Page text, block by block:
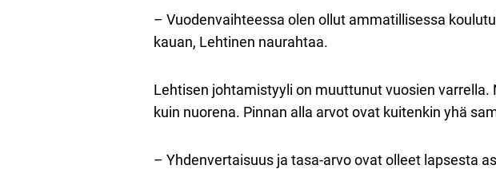
– Vuodenvaihteessa olen ollut ammatillisessa
kauan, Lehtinen naurahtaa.
Lehtisen johtamistyyli on muuttunut vuosien
kuin nuorena. Pinnan alla arvot ovat kuitenkin yhä
– Yhdenvertaisuus ja tasa-arvo ovat olleet lapsesta